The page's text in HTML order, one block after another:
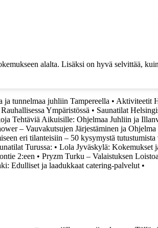
alalta. Lisäksi on hyvä selvittää,
ja tunnelmaa juhliin Tampereella • Aktiviteetit
Ympäristössä • Saunatilat
Tehtäviä Aikuisille: Ohjelmaa Juhliin ja
– Vauvakutsujen Järjestäminen ja Ohjelma
eri tilanteisiin – 50 kysymystä tutustumista
Turussa: • Lola Jyväskylä: Kokemukset
2:een • Pryzm Turku – Valaistuksen
Edulliset ja laadukkaat catering-palvelut •